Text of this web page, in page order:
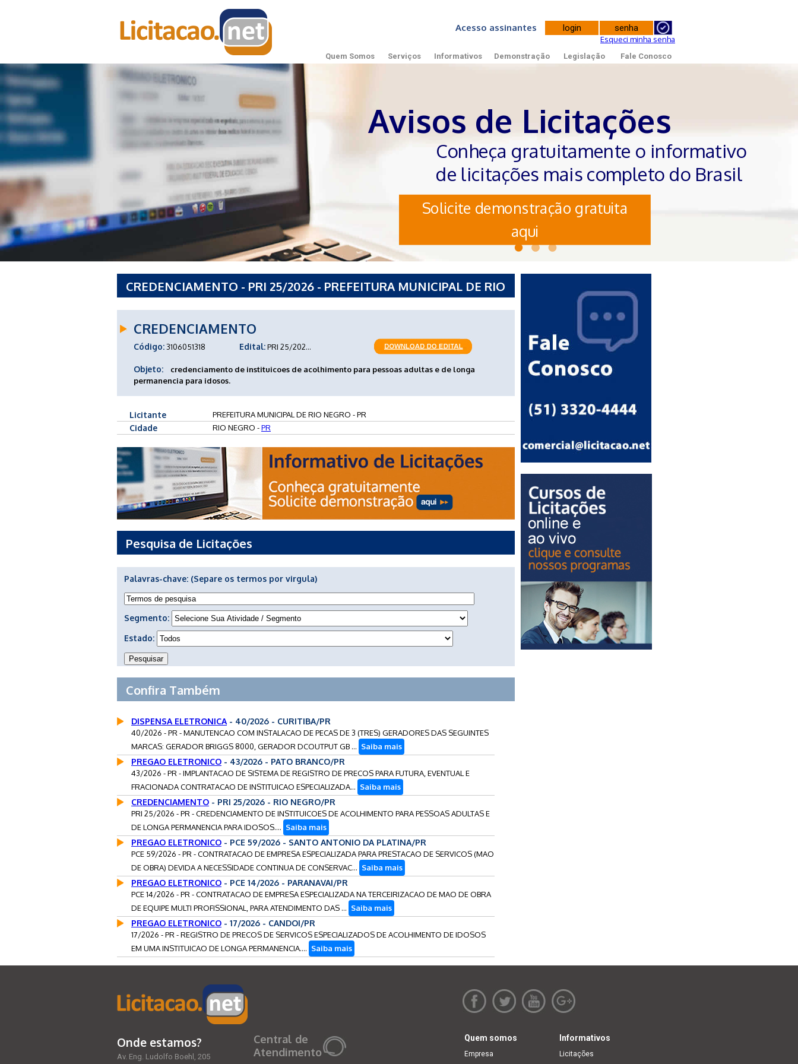
Acesso assinantes
Esqueci minha senha
Quem Somos Serviços Informativos Demonstração Legislação Fale Conosco
Avisos de Licitações
Conheça gratuitamente o informativo
de licitações mais completo do Brasil
Solicite demonstração gratuita
aqui
CREDENCIAMENTO - PRI 25/2026 - PREFEITURA MUNICIPAL DE RIO
CREDENCIAMENTO
Código:3106051318 Edital:PRI 25/202...
Objeto:
credenciamento de instituicoes de acolhimento para pessoas adultas e de longa
permanencia para idosos.
Licitante PREFEITURA MUNICIPAL DE RIO NEGRO - PR
Cidade RIO NEGRO -PR
Pesquisa de Licitações
Palavras-chave: (Separe os termos por virgula)
Segmento:
Estado:
Confira Também
DISPENSA ELETRONICA - 40/2026 - CURITIBA/PR
40/2026 - PR - MANUTENCAO COM INSTALACAO DE PECAS DE 3 (TRES) GERADORES DAS SEGUINTES
MARCAS: GERADOR BRIGGS 8000, GERADOR DCOUTPUT GB ... Saiba mais
PREGAO ELETRONICO - 43/2026 - PATO BRANCO/PR
43/2026 - PR - IMPLANTACAO DE SISTEMA DE REGISTRO DE PRECOS PARA FUTURA, EVENTUAL E
FRACIONADA CONTRATACAO DE INSTITUICAO ESPECIALIZADA... Saiba mais
CREDENCIAMENTO - PRI 25/2026 - RIO NEGRO/PR
PRI 25/2026 - PR - CREDENCIAMENTO DE INSTITUICOES DE ACOLHIMENTO PARA PESSOAS ADULTAS E
DE LONGA PERMANENCIA PARA IDOSOS.... Saiba mais
PREGAO ELETRONICO - PCE 59/2026 - SANTO ANTONIO DA PLATINA/PR
PCE 59/2026 - PR - CONTRATACAO DE EMPRESA ESPECIALIZADA PARA PRESTACAO DE SERVICOS (MAO
DE OBRA) DEVIDA A NECESSIDADE CONTINUA DE CONSERVAC... Saiba mais
PREGAO ELETRONICO - PCE 14/2026 - PARANAVAI/PR
PCE 14/2026 - PR - CONTRATACAO DE EMPRESA ESPECIALIZADA NA TERCEIRIZACAO DE MAO DE OBRA
DE EQUIPE MULTI PROFISSIONAL, PARA ATENDIMENTO DAS ... Saiba mais
PREGAO ELETRONICO - 17/2026 - CANDOI/PR
17/2026 - PR - REGISTRO DE PRECOS DE SERVICOS ESPECIALIZADOS DE ACOLHIMENTO DE IDOSOS
EM UMA INSTITUICAO DE LONGA PERMANENCIA.... Saiba mais
Onde estamos?
Av. Eng. Ludolfo Boehl, 205
Central de
Atendimento
Quem somos
Empresa
Informativos
Licitações